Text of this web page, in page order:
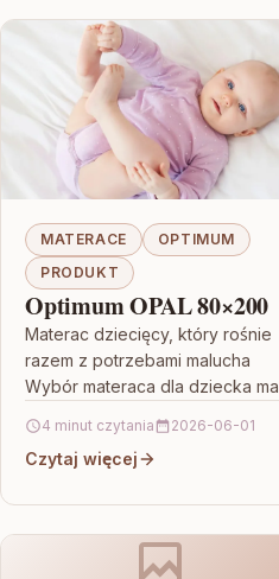
MATERACE
OPTIMUM
PRODUKT
Optimum OPAL 80×200
Materac dziecięcy, który rośnie
razem z potrzebami malucha
Wybór materaca dla dziecka ma
snu i codziennego odpoczynku.
Fdm TERAMO 4KIDS…
4 minut czytania 2026-06-01
Czytaj więcej